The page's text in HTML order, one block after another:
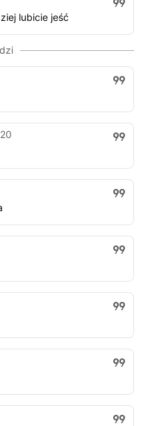
lubicie jeść